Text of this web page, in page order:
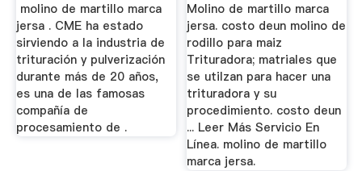
molino de martillo marca
jersa . CME ha estado
sirviendo a la industria de
trituración y pulverización
durante más de 20 años,
es una de las famosas
compañía de
procesamiento de .
Molino de martillo marca
jersa. costo deun molino de
rodillo para maiz
Trituradora; matriales que
se utilzan para hacer una
trituradora y su
procedimiento. costo deun
... Leer Más Servicio En
Línea. molino de martillo
marca jersa.